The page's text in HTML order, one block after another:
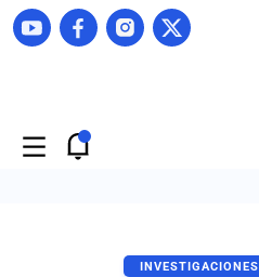
INVESTIGACIONES